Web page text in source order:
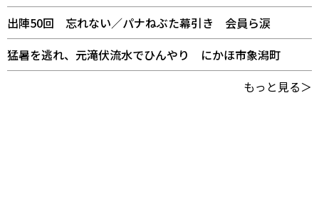
出陣50回 忘れない／パナねぶた幕引き 会員ら涙
猛暑を逃れ、元滝伏流水でひんやり にかほ市象潟町
もっと見る＞